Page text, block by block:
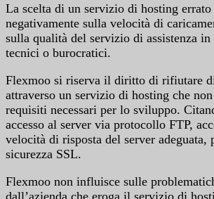
La scelta di un servizio di hosting
negativamente sulla velocità di
sulla qualità del servizio di assistenza
tecnici o burocratici.
Flexmoo si riserva il diritto di rifiutare
attraverso un servizio di hosting che
requisiti necessari per lo sviluppo.
accesso al server via protocollo FTP,
velocità di risposta del server adeguata,
sicurezza SSL.
Flexmoo non influisce sulle
dall’azienda che eroga il servizio di